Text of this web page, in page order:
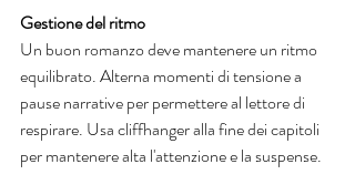
Gestione del ritmo
Un buon romanzo deve mantenere un ritmo
equilibrato. Alterna momenti di tensione a
pause narrative per permettere al lettore di
respirare. Usa cliffhanger alla fine dei capitoli
per mantenere alta l'attenzione e la suspense.